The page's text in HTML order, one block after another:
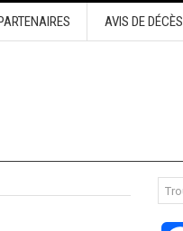
AVIS DE DÉCÈS